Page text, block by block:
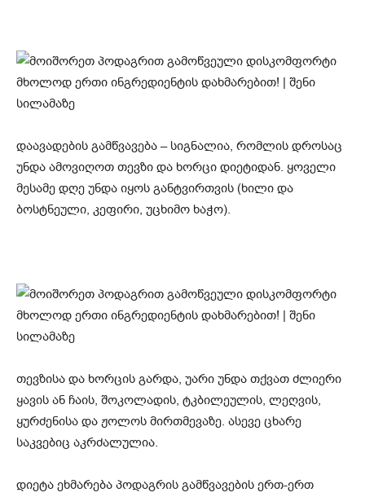
დაავადების გამწვავება – სიგნალია, რომლის დროსაც
უნდა ამოვიღოთ თევზი და ხორცი დიეტიდან. ყოველი
მესამე დღე უნდა იყოს განტვირთვის (ხილი და
ბოსტნეული, კეფირი, უცხიმო ხაჭო).
თევზისა და ხორცის გარდა, უარი უნდა თქვათ ძლიერი
ყავის ან ჩაის, შოკოლადის, ტკბილეულის, ლეღვის,
ყურძენისა და ჟოლოს მირთმევაზე. ასევე ცხარე
საკვებიც აკრძალულია.
დიეტა ეხმარება პოდაგრის გამწვავების ერთ-ერთ